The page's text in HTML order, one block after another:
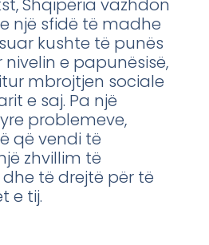
Shqipëria vazhdon
një sfidë të madhe
kushte të punës
e papunësisë,
mbrojtjen sociale
e saj. Pa një
problemeve,
që vendi të
zhvillim të
të drejtë për të
e tij.